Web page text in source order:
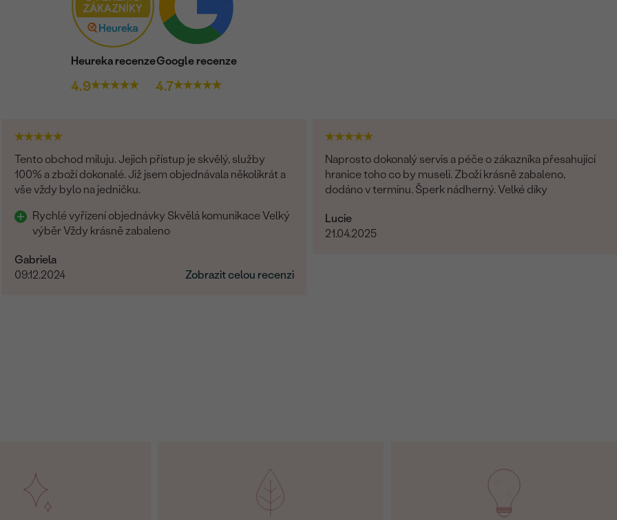
Heureka recenze
4.9
Google recenze
4.7
Tento obchod miluju. Jejich přístup je skvělý, služby
100% a zboží dokonalé. Již jsem objednávala několikrát a
vše vždy bylo na jedničku.
Rychlé vyřízení objednávky Skvělá komunikace Velký
výběr Vždy krásně zabaleno
Gabriela
09.12.2024
Zobrazit celou recenzi
Naprosto dokonalý servis a péče o zákazníka přesahující
hranice toho co by museli. Zboží krásně zabaleno,
dodáno v termínu. Šperk nádherný. Velké díky
Lucie
21.04.2025